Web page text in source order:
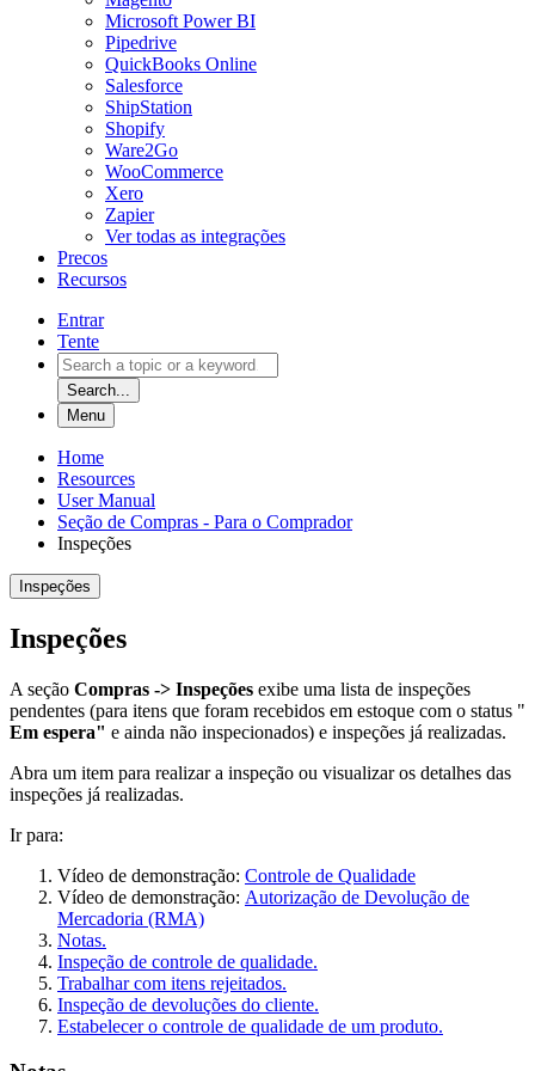
Microsoft Power BI
Pipedrive
QuickBooks Online
Salesforce
ShipStation
Shopify
Ware2Go
WooCommerce
Xero
Zapier
Ver todas as integrações
Precos
Recursos
Entrar
Tente
Search...
Menu
Home
Resources
User Manual
Seção de Compras - Para o Comprador
Inspeções
Inspeções
Inspeções
A seção Compras -> Inspeções exibe uma lista de inspeções
pendentes (para itens que foram recebidos em estoque com o status "
Em espera" e ainda não inspecionados) e inspeções já realizadas.
Abra um item para realizar a inspeção ou visualizar os detalhes das
inspeções já realizadas.
Ir para:
Vídeo de demonstração: Controle de Qualidade
Vídeo de demonstração: Autorização de Devolução de
Mercadoria (RMA)
Notas.
Inspeção de controle de qualidade.
Trabalhar com itens rejeitados.
Inspeção de devoluções do cliente.
Estabelecer o controle de qualidade de um produto.